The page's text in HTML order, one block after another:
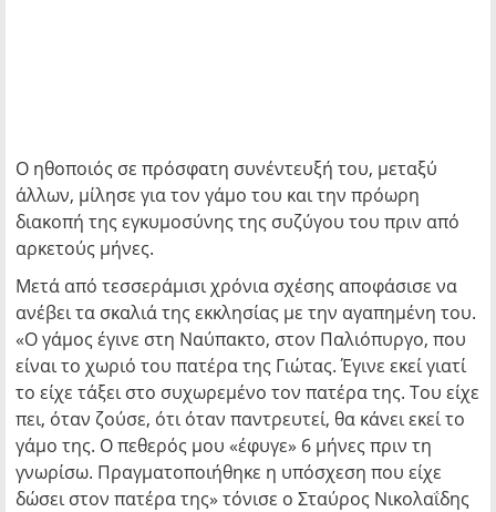
Ο ηθοποιός σε πρόσφατη συνέντευξή του, μεταξύ
άλλων, μίλησε για τον γάμο του και την πρόωρη
διακοπή της εγκυμοσύνης της συζύγου του πριν από
αρκετούς μήνες.
Μετά από τεσσεράμισι χρόνια σχέσης αποφάσισε να
ανέβει τα σκαλιά της εκκλησίας με την αγαπημένη του.
«Ο γάμος έγινε στη Ναύπακτο, στον Παλιόπυργο, που
είναι το χωριό του πατέρα της Γιώτας. Έγινε εκεί γιατί
το είχε τάξει στο συχωρεμένο τον πατέρα της. Του είχε
πει, όταν ζούσε, ότι όταν παντρευτεί, θα κάνει εκεί το
γάμο της. Ο πεθερός μου «έφυγε» 6 μήνες πριν τη
γνωρίσω. Πραγματοποιήθηκε η υπόσχεση που είχε
δώσει στον πατέρα της» τόνισε ο Σταύρος Νικολαΐδης